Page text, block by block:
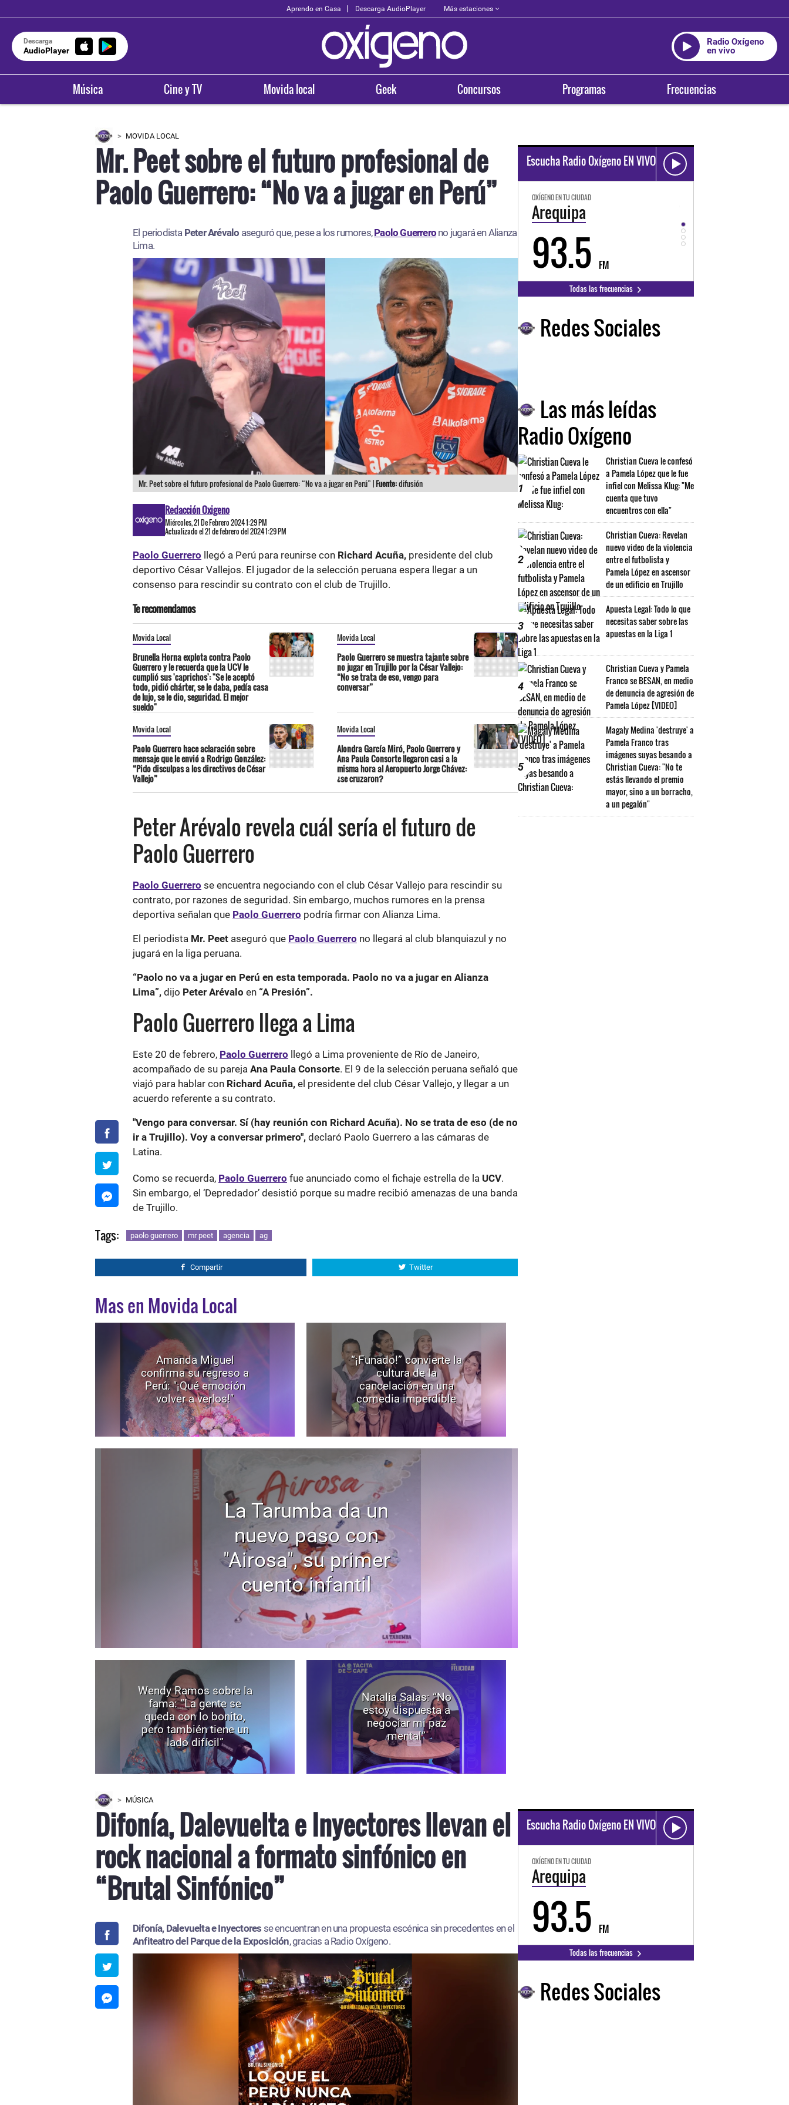
Aprendo en Casa Descarga AudioPlayer Más estaciones
Descarga
AudioPlayer
Radio Oxígeno
en vivo
Música Cine y TV Movida local Geek Concursos Programas Frecuencias
MOVIDA LOCAL
Mr. Peet sobre el futuro profesional de
Paolo Guerrero: “No va a jugar en Perú”
El periodista Peter Arévalo aseguró que, pese a los rumores,Paolo Guerrero no jugará en Alianza
Lima.
Mr. Peet sobre el futuro profesional de Paolo Guerrero: “No va a jugar en Perú” |Fuente:difusión
Redacción Oxigeno
Miércoles, 21 De Febrero 2024 1:29 PM
Actualizado el 21 de febrero del 2024 1:29 PM
Paolo Guerrero llegó a Perú para reunirse con Richard Acuña, presidente del club
deportivo César Vallejos. El jugador de la selección peruana espera llegar a un
consenso para rescindir su contrato con el club de Trujillo.
Te recomendamos
Movida Local
Brunella Horna explota contra Paolo
Guerrero y le recuerda que la UCV le
cumplió sus 'caprichos': "Se le aceptó
todo, pidió chárter, se le daba, pedía casa
de lujo, se le dio, seguridad. El mejor
sueldo"
Movida Local
Paolo Guerrero se muestra tajante sobre
no jugar en Trujillo por la César Vallejo:
“No se trata de eso, vengo para
conversar”
Movida Local
Paolo Guerrero hace aclaración sobre
mensaje que le envió a Rodrigo González:
“Pido disculpas a los directivos de César
Vallejo”
Movida Local
Alondra García Miró, Paolo Guerrero y
Ana Paula Consorte llegaron casi a la
misma hora al Aeropuerto Jorge Chávez:
¿se cruzaron?
Peter Arévalo revela cuál sería el futuro de
Paolo Guerrero
Paolo Guerrero se encuentra negociando con el club César Vallejo para rescindir su
contrato, por razones de seguridad. Sin embargo, muchos rumores en la prensa
deportiva señalan que Paolo Guerrero podría firmar con Alianza Lima.
El periodista Mr. Peet aseguró que Paolo Guerrero no llegará al club blanquiazul y no
jugará en la liga peruana.
“Paolo no va a jugar en Perú en esta temporada. Paolo no va a jugar en Alianza
Lima”, dijo Peter Arévalo en “A Presión”.
Paolo Guerrero llega a Lima
Este 20 de febrero, Paolo Guerrero llegó a Lima proveniente de Río de Janeiro,
acompañado de su pareja Ana Paula Consorte. El 9 de la selección peruana señaló que
viajó para hablar con Richard Acuña, el presidente del club César Vallejo, y llegar a un
acuerdo referente a su contrato.
"Vengo para conversar. Sí (hay reunión con Richard Acuña). No se trata de eso (de no
ir a Trujillo). Voy a conversar primero", declaró Paolo Guerrero a las cámaras de
Latina.
Como se recuerda, Paolo Guerrero fue anunciado como el fichaje estrella de la UCV.
Sin embargo, el ‘Depredador’ desistió porque su madre recibió amenazas de una banda
de Trujillo.
Tags: paolo guerrero mr peet agencia ag
Compartir Twitter
Mas en Movida Local
Amanda Miguel
confirma su regreso a
Perú: "¡Qué emoción
volver a verlos!"
“¡Funado!” convierte la
cultura de la
cancelación en una
comedia imperdible
La Tarumba da un
nuevo paso con
"Airosa", su primer
cuento infantil
Wendy Ramos sobre la
fama: “La gente se
queda con lo bonito,
pero también tiene un
lado difícil”
Natalia Salas: “No
estoy dispuesta a
negociar mi paz
mental”
Escucha Radio Oxígeno EN VIVO
OXÍGENO EN TU CIUDAD
Arequipa
93.5
OXÍGENO EN TU CIUDAD
Trujillo
98.3 FM 94.3
Todas las frecuencias
Redes Sociales
Las más leídas
Radio Oxígeno
1
Christian Cueva le confesó
a Pamela López que le fue
infiel con Melissa Klug: "Me
cuenta que tuvo
encuentros con ella"
2
Christian Cueva: Revelan
nuevo video de la violencia
entre el futbolista y
Pamela López en ascensor
de un edificio en Trujillo
3
Apuesta Legal: Todo lo que
necesitas saber sobre las
apuestas en la Liga 1
4
Christian Cueva y Pamela
Franco se BESAN, en medio
de denuncia de agresión de
Pamela López [VIDEO]
5
Magaly Medina 'destruye' a
Pamela Franco tras
imágenes suyas besando a
Christian Cueva: "No te
estás llevando el premio
mayor, sino a un borracho,
a un pegalón"
MÚSICA
Difonía, Dalevuelta e Inyectores llevan el
rock nacional a formato sinfónico en
“Brutal Sinfónico”
Difonía, Dalevuelta e Inyectores se encuentran en una propuesta escénica sin precedentes en el
Anfiteatro del Parque de la Exposición, gracias a Radio Oxígeno.
Escucha Radio Oxígeno EN VIVO
OXÍGENO EN TU CIUDAD
Arequipa
93.5 FM
Todas las frecuencias
Redes Sociales